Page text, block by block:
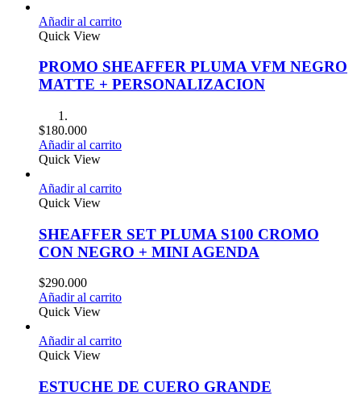
Añadir al carrito
Quick View
PROMO SHEAFFER PLUMA VFM NEGRO
MATTE + PERSONALIZACION
$180.000
Añadir al carrito
Quick View
Añadir al carrito
Quick View
SHEAFFER SET PLUMA S100 CROMO
CON NEGRO + MINI AGENDA
$290.000
Añadir al carrito
Quick View
Añadir al carrito
Quick View
ESTUCHE DE CUERO GRANDE